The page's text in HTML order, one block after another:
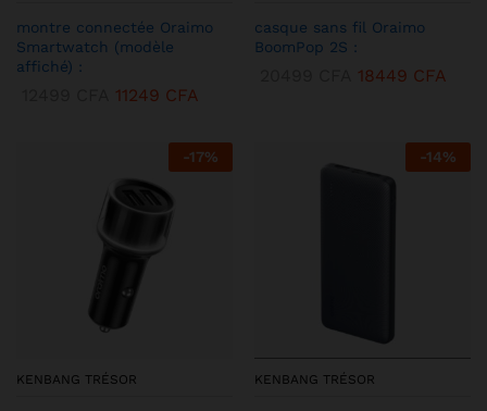
montre connectée Oraimo
Smartwatch (modèle
affiché) :
11249 CFA
casque sans fil Oraimo
BoomPop 2S :
18449 CFA
-17%
KENBANG TRÉSOR
-14%
KENBANG TRÉSOR